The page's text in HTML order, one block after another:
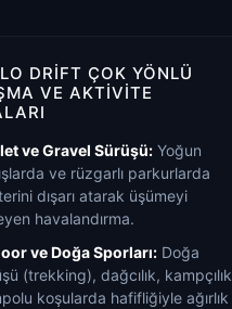
DRIFT ÇOK YÖNLÜ
VE AKTIVITE
ve Gravel Sürüşü: Yoğun
ve rüzgarlı parkurlarda
dışarı atarak üşümeyi
havalandırma.
ve Doğa Sporları: Doğa
(trekking), dağcılık, kampçılık
koşularda hafifliğiyle ağırlık